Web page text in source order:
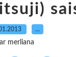
…
merliana